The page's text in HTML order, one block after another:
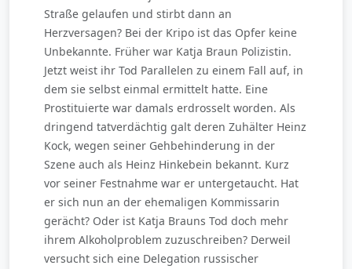
Straße gelaufen und stirbt dann an
Herzversagen? Bei der Kripo ist das Opfer keine
Unbekannte. Früher war Katja Braun Polizistin.
Jetzt weist ihr Tod Parallelen zu einem Fall auf, in
dem sie selbst einmal ermittelt hatte. Eine
Prostituierte war damals erdrosselt worden. Als
dringend tatverdächtig galt deren Zuhälter Heinz
Kock, wegen seiner Gehbehinderung in der
Szene auch als Heinz Hinkebein bekannt. Kurz
vor seiner Festnahme war er untergetaucht. Hat
er sich nun an der ehemaligen Kommissarin
gerächt? Oder ist Katja Brauns Tod doch mehr
ihrem Alkoholproblem zuzuschreiben? Derweil
versucht sich eine Delegation russischer